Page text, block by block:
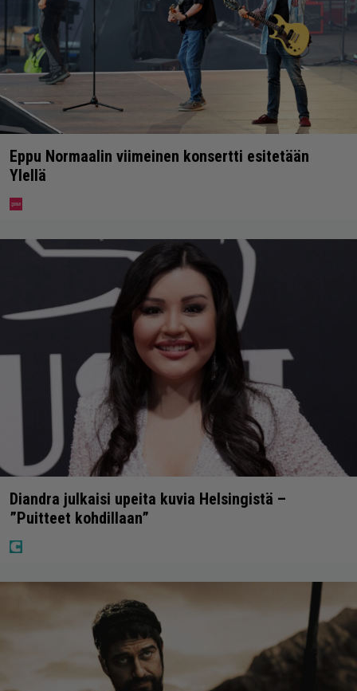
Eppu Normaalin viimeinen konsertti esitetään
Ylellä
Diandra julkaisi upeita kuvia Helsingistä –
”Puitteet kohdillaan”